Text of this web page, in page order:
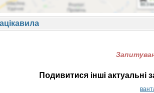
Подивитися інші